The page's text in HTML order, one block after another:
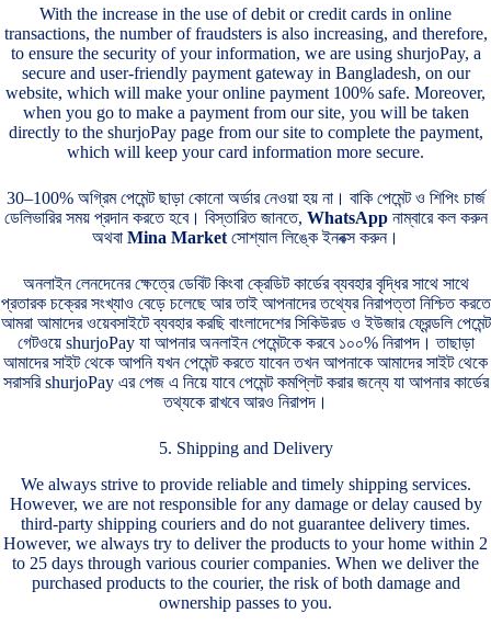
With the increase in the use of debit or credit cards in online
transactions, the number of fraudsters is also increasing, and therefore,
to ensure the security of your information, we are using shurjoPay, a
secure and user-friendly payment gateway in Bangladesh, on our
website, which will make your online payment 100% safe. Moreover,
when you go to make a payment from our site, you will be taken
directly to the shurjoPay page from our site to complete the payment,
which will keep your card information more secure.
30–100% অগ্রিম পেমেন্ট ছাড়া কোনো অর্ডার নেওয়া হয় না। বাকি পেমেন্ট ও শিপিং চার্জ
ডেলিভারির সময় প্রদান করতে হবে। বিস্তারিত জানতে, WhatsAppনাম্বারে কল করুন
অথবা Mina Market সোশ্যাল লিঙ্কে ইনবক্স করুন।
অনলাইন লেনদেনের ক্ষেত্রে ডেবিট কিংবা ক্রেডিট কার্ডের ব্যবহার বৃদ্ধির সাথে সাথে
প্রতারক চক্রের সংখ্যাও বেড়ে চলেছে আর তাই আপনাদের তথ্যের নিরাপত্তা নিশ্চিত করতে
আমরা আমাদের ওয়েবসাইটে ব্যবহার করছি বাংলাদেশের সিকিউরড ও ইউজার ফ্রেন্ডলি পেমেন্ট
গেটওয়ে shurjoPayযা আপনার অনলাইন পেমেন্টকে করবে ১০০% নিরাপদ। তাছাড়া
আমাদের সাইট থেকে আপনি যখন পেমেন্ট করতে যাবেন তখন আপনাকে আমাদের সাইট থেকে
সরাসরিshurjoPayএর পেজ এ নিয়ে যাবে পেমেন্ট কমপ্লিট করার জন্যে যা আপনার কার্ডের
তথ্যকে রাখবে আরও নিরাপদ।
5. Shipping and Delivery
We always strive to provide reliable and timely shipping services.
However, we are not responsible for any damage or delay caused by
third-party shipping couriers and do not guarantee delivery times.
However, we always try to deliver the products to your home within 2
to 25 days through various courier companies. When we deliver the
purchased products to the courier, the risk of both damage and
ownership passes to you.